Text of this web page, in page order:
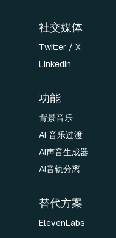
社交媒体
Twitter / X
LinkedIn
功能
背景音乐
AI 音乐过渡
AI声音生成器
AI音轨分离
替代方案
ElevenLabs